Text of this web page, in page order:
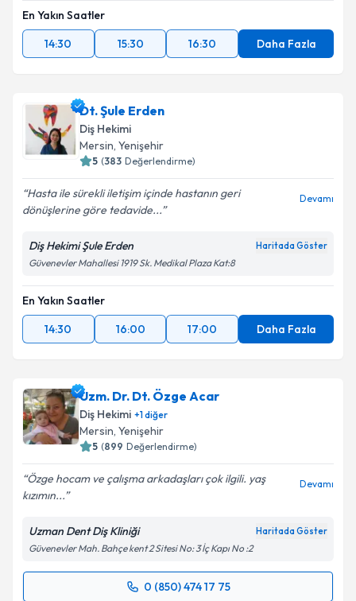
En Yakın Saatler
14:30
15:30 16:30 Daha Fazla
Dt. Şule Erden
Diş Hekimi
Mersin, Yenişehir
5 (383 Değerlendirme)
Hasta ile sürekli iletişim içinde hastanın geri
dönüşlerine göre tedavide...
Devamı
Diş Hekimi Şule Erden Haritada Göster
Güvenevler Mahallesi 1919 Sk. Medikal Plaza Kat:8
En Yakın Saatler
14:30
16:00 17:00 Daha Fazla
Uzm. Dr. Dt. Özge Acar
Diş Hekimi +1diğer
Mersin, Yenişehir
5 (899 Değerlendirme)
Özge hocam ve çalışma arkadaşları çok ilgili. yaş
kızımın...
Devamı
Uzman Dent Diş Kliniği Haritada Göster
Güvenevler Mah. Bahçe kent 2 Sitesi No: 3 İç Kapı No :2
0 (850) 474 17 75
Randevu Takvimi Talebi